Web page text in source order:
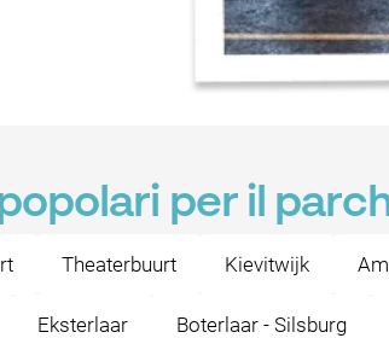
per il
Theaterbuurt Kievitwijk
Eksterlaar Boterlaar - Silsburg